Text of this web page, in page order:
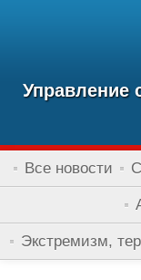
Управление
Все новости
Экстремизм,